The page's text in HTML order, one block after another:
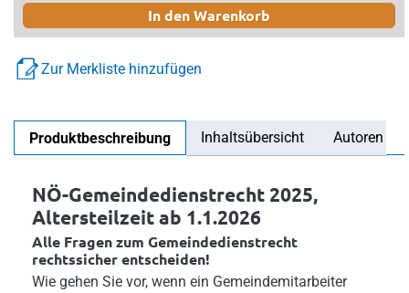
In den Warenkorb
Zur Merkliste hinzufügen
Produktbeschreibung Inhaltsübersicht Autoren
NÖ-Gemeindedienstrecht 2025,
Altersteilzeit ab 1.1.2026
Alle Fragen zum Gemeindedienstrecht
rechtssicher entscheiden!
Wie gehen Sie vor, wenn ein Gemeindemitarbeiter